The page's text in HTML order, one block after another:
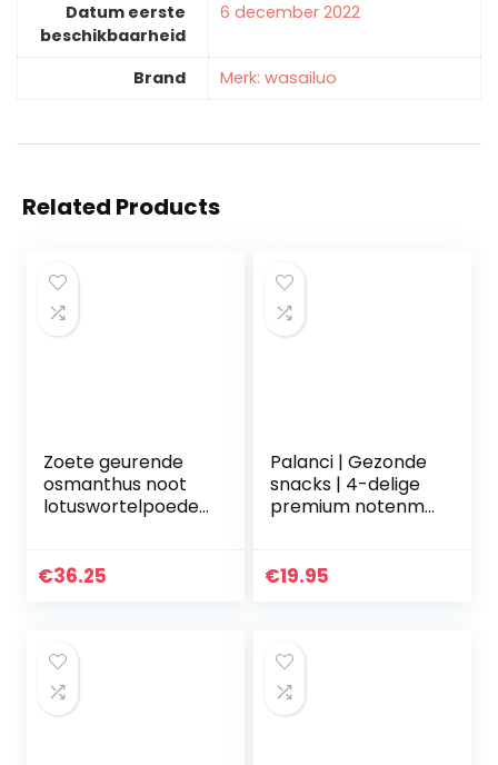
Datum eerste
beschikbaarheid
6 december 2022
Brand Merk: wasailuo
Related Products
Zoete geurende
osmanthus noot
lotuswortelpoeder,
gezonde en
€36.25
Palanci | Gezonde
snacks | 4-delige
premium notenmix
noten, pistache,
€19.95